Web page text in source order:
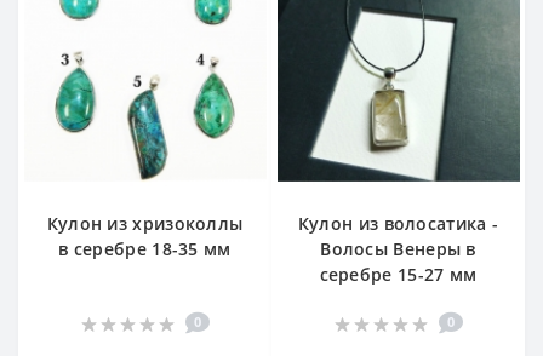
Кулон из хризоколлы
в серебре 18-35 мм
0
Кулон из волосатика -
Волосы Венеры в
серебре 15-27 мм
0